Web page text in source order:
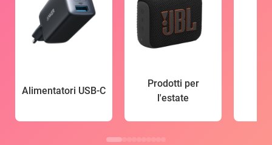
Alimentatori USB-C
Prodotti per
l'estate